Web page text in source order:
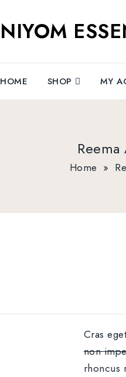
NIYOM
HOME SHOP MY
Home »
Cras
non
rhoncus